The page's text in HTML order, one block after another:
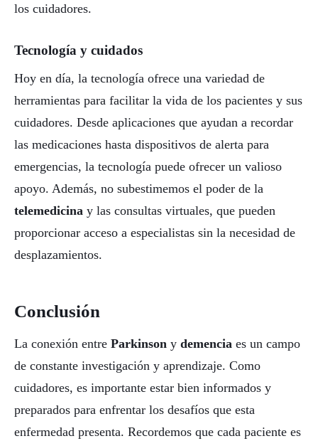
los cuidadores.
Tecnología y cuidados
Hoy en día, la tecnología ofrece una variedad de
herramientas para facilitar la vida de los pacientes y sus
cuidadores. Desde aplicaciones que ayudan a recordar
las medicaciones hasta dispositivos de alerta para
emergencias, la tecnología puede ofrecer un valioso
apoyo. Además, no subestimemos el poder de la
telemedicina y las consultas virtuales, que pueden
proporcionar acceso a especialistas sin la necesidad de
desplazamientos.
Conclusión
La conexión entre Parkinson y demencia es un campo
de constante investigación y aprendizaje. Como
cuidadores, es importante estar bien informados y
preparados para enfrentar los desafíos que esta
enfermedad presenta. Recordemos que cada paciente es